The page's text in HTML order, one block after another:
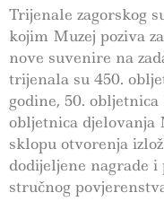
Trijenale zagorskog
kojim Muzej poziva
nove suvenire na
trijenala su 450.
godine, 50.
obljetnica djelovanja
sklopu otvorenja
dodijeljene nagrade
stručnog